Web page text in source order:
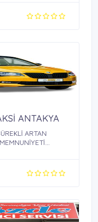
ANTAKYA
ARTAN